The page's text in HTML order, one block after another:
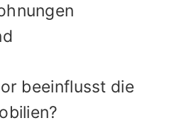
beeinflusst die